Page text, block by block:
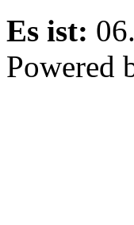
Es ist:
Powered